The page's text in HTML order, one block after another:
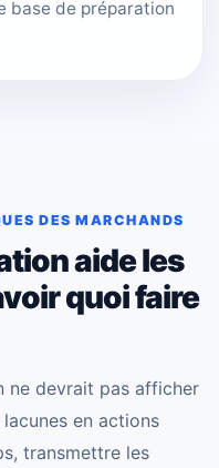
base de préparation
DES MARCHANDS
aide les
quoi faire
ne devrait pas afficher
en actions
transmettre les